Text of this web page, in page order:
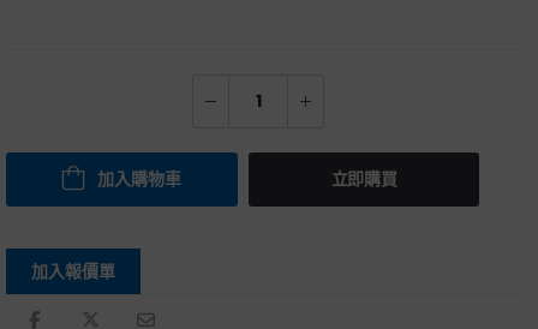
加入購物車 立即購買
加入報價單